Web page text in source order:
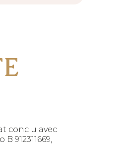
conclu avec
912311669,